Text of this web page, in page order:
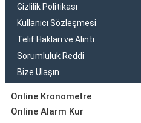
Gizlilik Politikası
Kullanıcı Sözleşmesi
Telif Hakları ve Alıntı
Sorumluluk Reddi
Bize Ulaşın
Online Kronometre
Online Alarm Kur